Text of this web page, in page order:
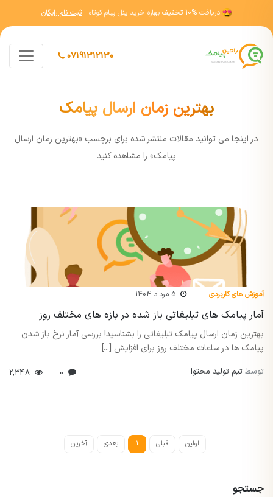
دریافت 10% تخفیف بهاره خرید پنل پیام کوتاه ثبت نام رایگان
07191312130
بهترین زمان ارسال پیامک
در اينجا مي توانيد مقالات منتشر شده برای برچسب «بهترین زمان ارسال
پیامک» را مشاهده کنيد
آموزش های کاربردی 5 مرداد 1404
آمار پیامک های تبلیغاتی باز شده در بازه های مختلف روز
بهترین زمان ارسال پیامک تبلیغاتی را بشناسید! بررسی آمار نرخ باز شدن
پیامک ها در ساعات مختلف روز برای افزایش [...]
توسط تیم تولید محتوا
اولین قبلی 1 بعدی آخرین
جستجو